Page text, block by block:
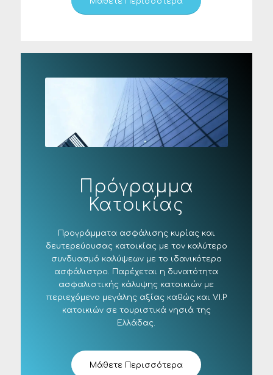
Πρόγραμμα
Κατοικίας
Προγράμματα ασφάλισης κυρίας και
δευτερεύουσας κατοικίας με τον καλύτερο
συνδυασμό καλύψεων με το ιδανικότερο
ασφάλιστρο. Παρέχεται η δυνατότητα
ασφαλιστικής κάλυψης κατοικιών με
περιεχόμενο μεγάλης αξίας καθώς και V.I.P
κατοικιών σε τουριστικά νησιά της
Ελλάδας.
Μάθετε Περισσότερα